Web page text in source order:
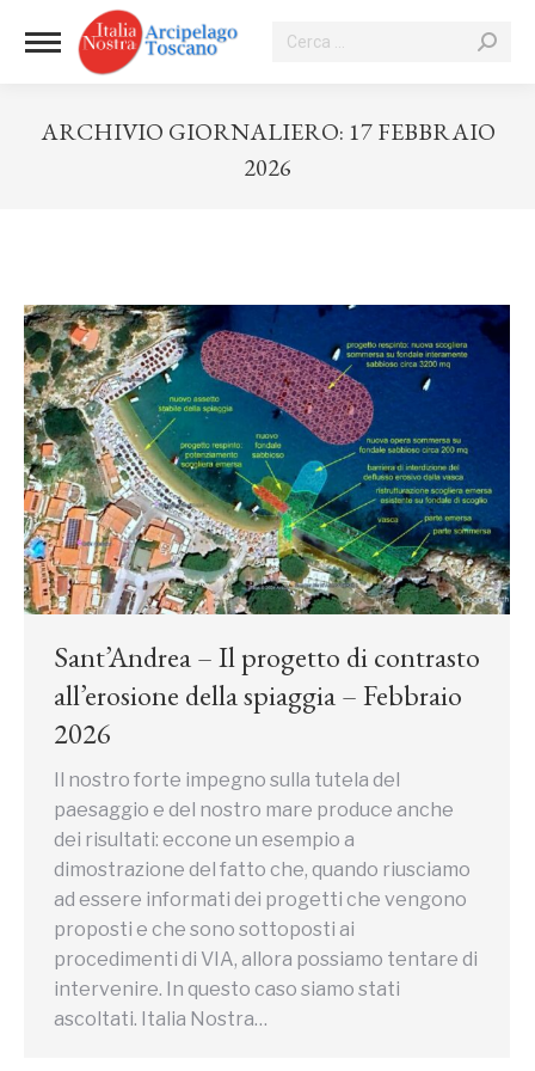
Cerca:
ARCHIVIO GIORNALIERO: 17 FEBBRAIO
2026
Sant’Andrea – Il progetto di contrasto
all’erosione della spiaggia – Febbraio
2026
Il nostro forte impegno sulla tutela del
paesaggio e del nostro mare produce anche
dei risultati: eccone un esempio a
dimostrazione del fatto che, quando riusciamo
ad essere informati dei progetti che vengono
proposti e che sono sottoposti ai
procedimenti di VIA, allora possiamo tentare di
intervenire. In questo caso siamo stati
ascoltati. Italia Nostra…